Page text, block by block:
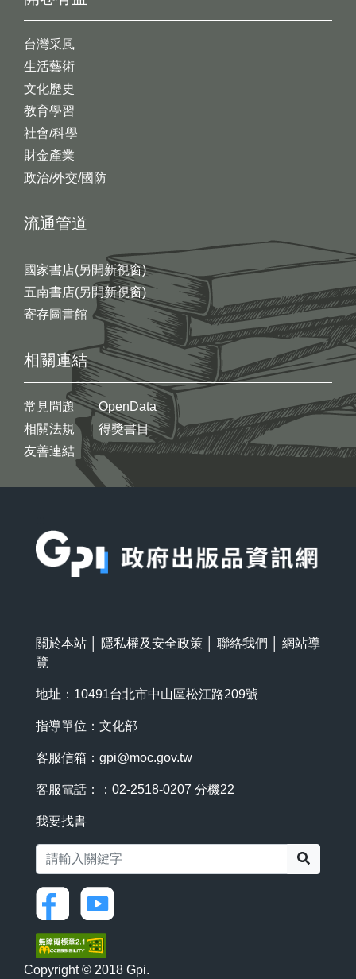
台灣采風
生活藝術
文化歷史
教育學習
社會/科學
財金產業
政治/外交/國防
流通管道
國家書店(另開新視窗)
五南書店(另開新視窗)
寄存圖書館
相關連結
常見問題
相關法規
友善連結
OpenData
得獎書目
關於本站 隱私權及安全政策 聯絡我們
網站導
覽
地址：10491台北市中山區松江路209號
指導單位：文化部
客服信箱： gpi@moc.gov.tw
客服電話：：02-2518-0207 分機22
我要找書
Copyright © 2018 Gpi.